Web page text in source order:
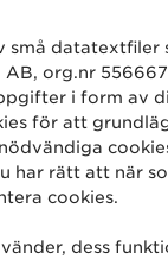
små datatextfiler
AB, org.nr
i form av
för att
har rätt att när
cookies.
dess